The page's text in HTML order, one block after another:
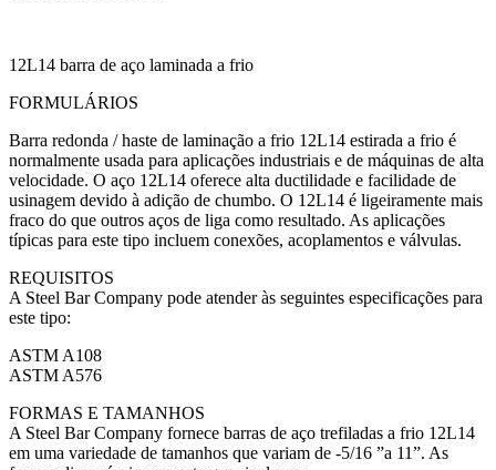
12L14 barra de aço laminada a frio
FORMULÁRIOS
Barra redonda / haste de laminação a frio 12L14 estirada a frio é
normalmente usada para aplicações industriais e de máquinas de alta
velocidade. O aço 12L14 oferece alta ductilidade e facilidade de
usinagem devido à adição de chumbo. O 12L14 é ligeiramente mais
fraco do que outros aços de liga como resultado. As aplicações
típicas para este tipo incluem conexões, acoplamentos e válvulas.
REQUISITOS
A Steel Bar Company pode atender às seguintes especificações para
este tipo:
ASTM A108
ASTM A576
FORMAS E TAMANHOS
A Steel Bar Company fornece barras de aço trefiladas a frio 12L14
em uma variedade de tamanhos que variam de -5/16 ”a 11”. As